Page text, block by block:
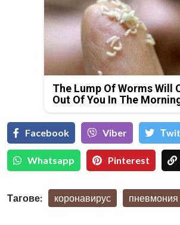
The Lump Of Worms Will
Out Of You In The
Facebook Viber
Whatsapp Pinterest
Тагове: коронавирус пневмония